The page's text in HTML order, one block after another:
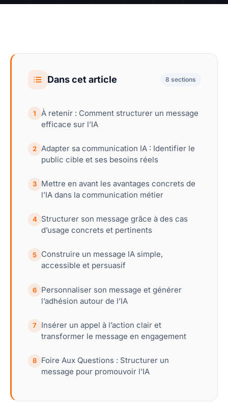
Dans cet article 8 sections
1
À retenir : Comment structurer un message
efficace sur l’IA
2
Adapter sa communication IA : Identifier le
public cible et ses besoins réels
3
Mettre en avant les avantages concrets de
l’IA dans la communication métier
4 Structurer son message grâce à des cas
d’usage concrets et pertinents
5
Construire un message IA simple,
accessible et persuasif
6
Personnaliser son message et générer
l’adhésion autour de l’IA
7
Insérer un appel à l’action clair et
transformer le message en engagement
8
Foire Aux Questions : Structurer un
message pour promouvoir l’IA